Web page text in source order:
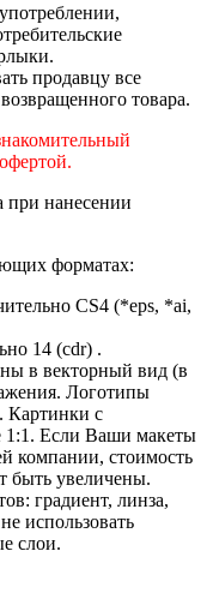
продавцу все
товара.
при нанесении
форматах:
CS4 (*eps, *ai,
14 (cdr) .
в векторный вид (в
Логотипы
Картинки с
1:1. Если Ваши макеты
компании, стоимость
быть увеличены.
градиент, линза,
использовать
слои.